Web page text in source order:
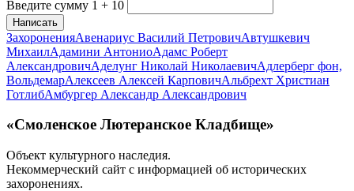
Введите сумму 1 + 10
Написать
ЗахороненияАвенариус Василий ПетровичАвтушкевич
МихаилАдамини АнтониоАдамс Роберт
АлександровичАделунг Николай НиколаевичАдлерберг фон,
ВольдемарАлексеев Алексей КарповичАльбрехт Христиан
ГотлибАмбургер Александр Александрович
«Смоленское Лютеранское Кладбище»
Объект культурного наследия.
Некоммерческий сайт с информацией об исторических
захоронениях.